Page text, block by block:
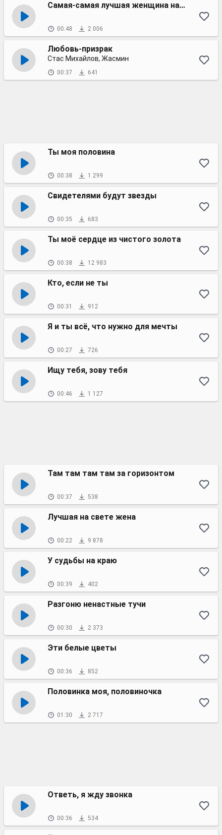
Самая-самая лучшая женщина на Земле
00:48 2 006
Любовь-призрак
Стас Михайлов, Жасмин
00:37 641
Ты моя половина
00:38 1 299
Свидетелями будут звезды
00:35 683
Ты моё сердце из чистого золота
00:38 12 983
Кто, если не ты
00:31 912
Я и ты всё, что нужно для мечты
00:27 726
Ищу тебя, зову тебя
00:46 1 127
Там там там там за горизонтом
00:37 538
Лучшая на свете жена
00:22 9 878
У судьбы на краю
00:39 402
Разгоню ненастные тучи
00:30 2 373
Эти белые цветы
00:36 852
Половинка моя, половиночка
01:30 2 717
Ответь, я жду звонка
00:36 534